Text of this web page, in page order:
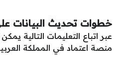
خطوات تحديث البيانات
عبر اتباع التعليمات التالية
منصة اعتماد في المملكة